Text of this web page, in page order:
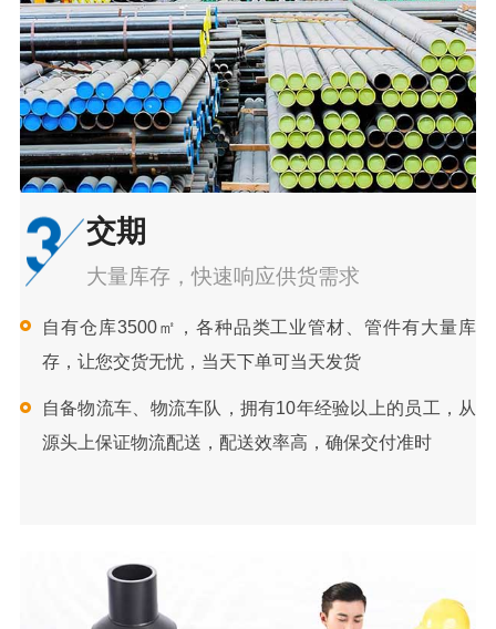
交期
大量库存，快速响应供货需求
自有仓库3500㎡，各种品类工业管材、管件有大量库
存，让您交货无忧，当天下单可当天发货
自备物流车、物流车队，拥有10年经验以上的员工，从
源头上保证物流配送，配送效率高，确保交付准时